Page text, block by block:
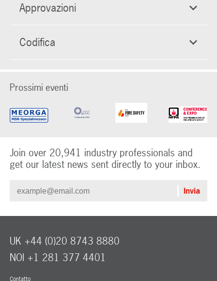
Approvazioni
Codifica
Prossimi eventi
Join over 20,941 industry professionals and
get our latest news sent directly to your inbox.
Contatto
UK +44 (0)20 8743 8880
NOI +1 281 377 4401